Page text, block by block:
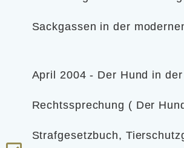
Sackgassen in der
April 2004 - Der Hund in der
Rechtssprechung ( Der
Strafgesetzbuch,